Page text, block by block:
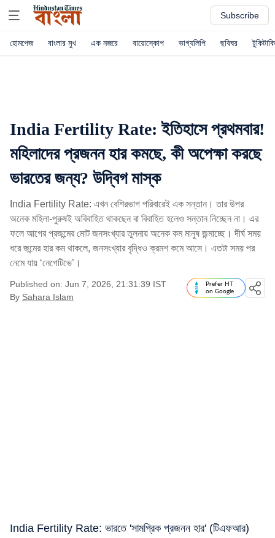
Subscribe
হোমপেজ বাংলার মুখ এক নজরে বায়োস্কোপ ভাগ্যলিপি ছবিঘর টুকিটাকি
India Fertility Rate: ইতিহাসে প্রথমবার!
মহিলাদের প্রজনন হার কমছে, কী অপেক্ষা করছে
ভারতের জন্য? উদ্বিগ মাস্ক
India Fertility Rate: এখন বেশিরভাগ পরিবারেই এক সন্তান। তার উপর
অনেক মহিলা-পুরুষই অবিবাহিত থাকছেন বা বিবাহিত হলেও সন্তান নিচ্ছেন না। এর
ফলে আগের প্রজন্মের মোট জনসংখ্যার তুলনায় অনেক কম মানুষ জন্মাচ্ছে। দীর্ঘ সময়
ধরে জন্মের হার কম থাকলে, জনসংখ্যার বৃদ্ধিও ক্রমশ কমে আসে। এতটা সময় পর
নেমে যায় ‘নেগেটিভে’।
Published on: Jun 7, 2026, 21:31:39 IST
By Sahara Islam
Prefer HT
on Google
India Fertility Rate: ভারতে 'সামগ্রিক প্রজনন হার' (টিএফআর)